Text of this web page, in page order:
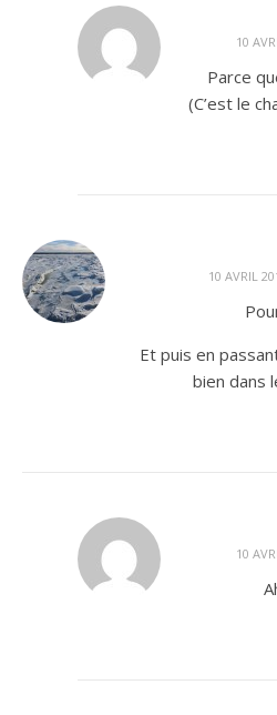
10
Parce
(C’est le
10 AVRIL
Et puis en
bien dans
10